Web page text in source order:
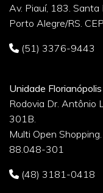
Av. Piauí, 183. Santa
Porto Alegre/RS.
(51) 3376-9443
Unidade Florianópolis
Rodovia Dr. Antônio
301B.
Multi Open
88.048-301
(48) 3181-0418